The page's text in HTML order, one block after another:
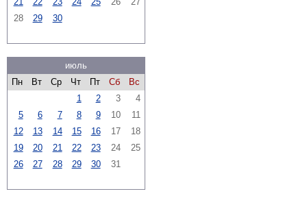
28
29 30
июль
Пн
Вт Ср Чт Пт Сб
Вс
1
2 3
4
5
6 7 8 9 10
11
12
13 14 15 16 17
18
19
20 21 22 23 24
25
26
27 28 29 30 31